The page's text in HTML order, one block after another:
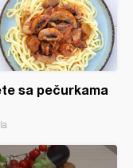
sa pečurkama